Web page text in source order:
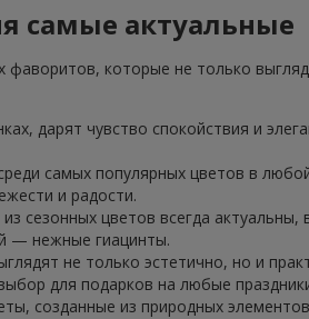
самые актуальные
которые не только
дарят чувство спокойствия и
самых популярных цветов в
и радости.
сезонных цветов всегда
— нежные гиацинты.
не только эстетично, но и
для подарков на любые
созданные из природных